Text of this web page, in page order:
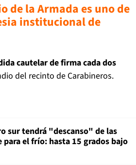
de la Armada es uno de
institucional de
cautelar de firma cada dos
del recinto de Carabineros.
sur tendrá "descanso" de las
el frío: hasta 15 grados bajo